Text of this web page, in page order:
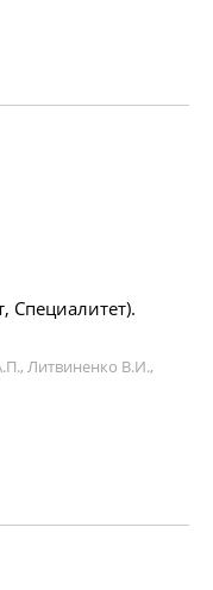
Специалитет).
Литвиненко В.И.,